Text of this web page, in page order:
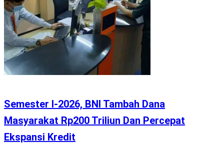
Semester I-2026, BNI Tambah Dana
Masyarakat Rp200 Triliun Dan Percepat
Ekspansi Kredit